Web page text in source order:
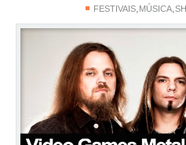
FESTIVAIS, MÚSICA,